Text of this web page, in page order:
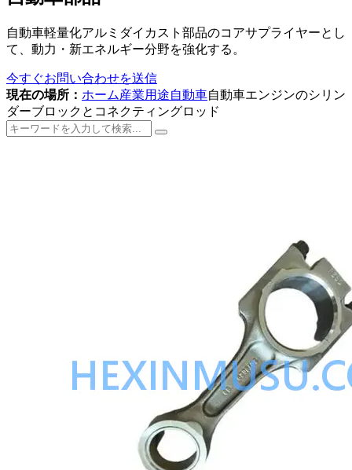
自動車軽量化アルミダイカスト部品のコアサプライヤーとし
て、動力・新エネルギー分野を強化する。
今すぐお問い合わせを送信
現在の場所： ホーム産業用途自動車自動車エンジンのシリン
ダーブロックとコネクティングロッド